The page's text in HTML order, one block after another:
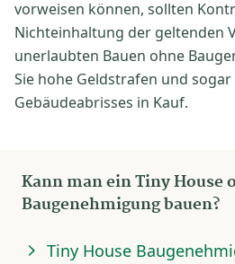
vorweisen können, sollten
Nichteinhaltung der geltenden
unerlaubten Bauen ohne
Sie hohe Geldstrafen und
Gebäudeabrisses in Kauf.
Kann man ein Tiny House
Baugenehmigung bauen?
Tiny House